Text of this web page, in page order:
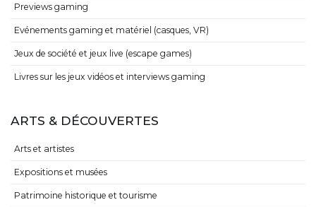
Previews gaming
Evénements gaming et matériel (casques, VR)
Jeux de société et jeux live (escape games)
Livres sur les jeux vidéos et interviews gaming
ARTS & DÉCOUVERTES
Arts et artistes
Expositions et musées
Patrimoine historique et tourisme